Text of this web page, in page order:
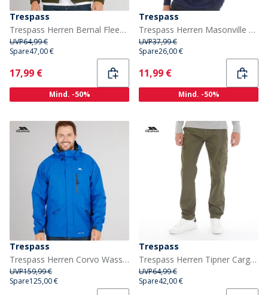
Trespass
Trespass Herren Bernal Fleece Jacke mit durchgehendem Reissverschluss Dunkles Grün
UVP64,99 €
Spare47,00 €
Current
17,99 €
Mind. -50%
Trespass
Trespass Herren Masonville 1/2 Reißverschluss Micro Fleece Marineblau
UVP37,99 €
Spare26,00 €
Current
11,99 €
Mind. -50%
Trespass
Trespass Herren Corvo Wasserdichte Kapuzen Shell Jacke Blau
UVP159,99 €
Spare125,00 €
Trespass
Trespass Herren Tipner Cargohosen Grün
UVP64,99 €
Spare42,00 €